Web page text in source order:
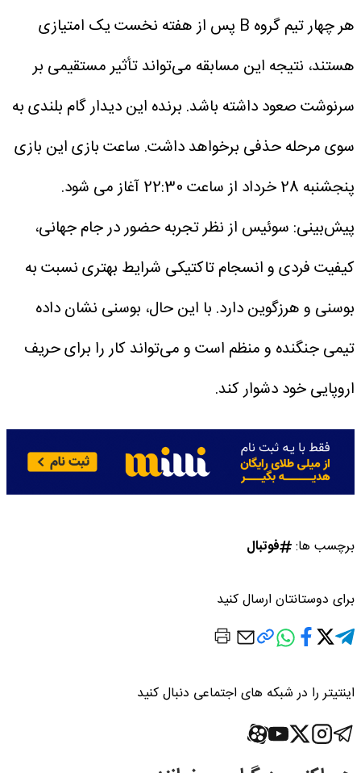
هر چهار تیم گروه B پس از هفته نخست یک امتیازی
هستند، نتیجه این مسابقه می‌تواند تأثیر مستقیمی بر
سرنوشت صعود داشته باشد. برنده این دیدار گام بلندی به
سوی مرحله حذفی برخواهد داشت. ساعت بازیاین بازی
پنجشنبه 28 خرداد از ساعت 22:30 آغاز می شود.
پیش‌بینی: سوئیس از نظر تجربه حضور در جام جهانی،
کیفیت فردی و انسجام تاکتیکی شرایط بهتری نسبت به
بوسنی و هرزگوین دارد. با این حال، بوسنی نشان داده
تیمی جنگنده و منظم است و می‌تواند کار را برای حریف
اروپایی خود دشوار کند.
برچسب ها: فوتبال
برای دوستانتان ارسال کنید
اینتیتر را در شبکه های اجتماعی دنبال کنید